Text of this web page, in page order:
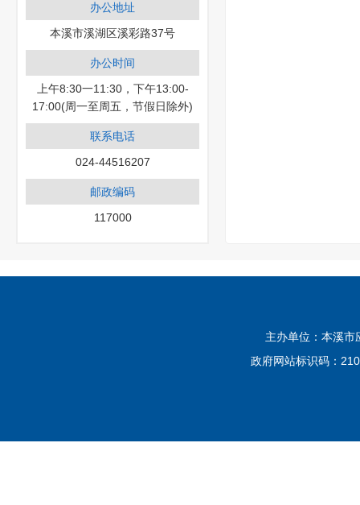
办公地址
本溪市溪湖区溪彩路37号
办公时间
上午8:30一11:30，下午13:00-
17:00(周一至周五，节假日除外)
联系电话
024-44516207
邮政编码
117000
主办单位：本溪
政府网站标识码：